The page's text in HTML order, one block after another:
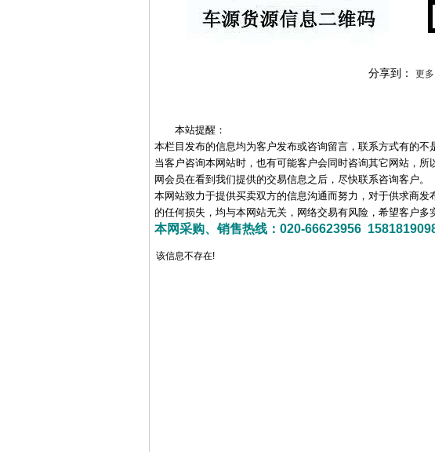
分享到： 更多
本站提醒：
本栏目发布的信息均为客户发布或咨询留言，联系方式有的不
当客户咨询本网站时，也有可能客户会同时咨询其它网站，
网会员在看到我们提供的交易信息之后，尽快联系咨询客户。
本网站致力于提供买卖双方的信息沟通而努力，对于供求商
的任何损失，均与本网站无关，网络交易有风险，希望客户多
本网采购、销售热线：020-66623956